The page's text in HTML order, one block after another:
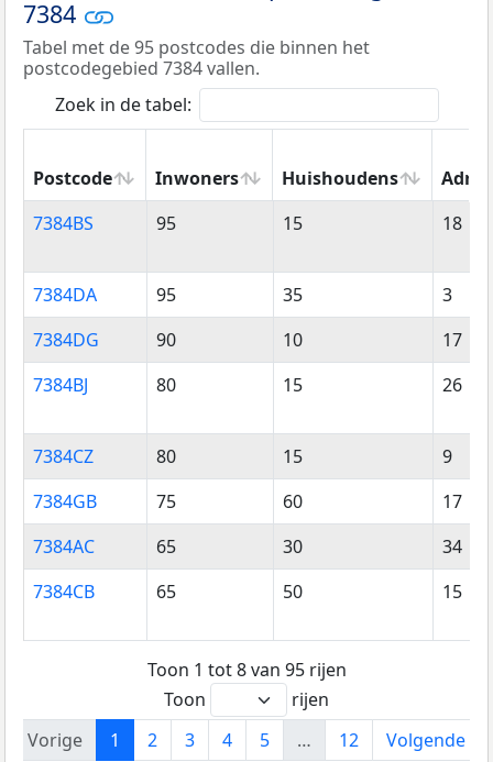
7384
Tabel met de 95 postcodes die binnen het
postcodegebied 7384 vallen.
Zoek in de tabel:
Postcode Inwoners Huishoudens
Postcode
Inwoners Huishoudens
7384BS 95 15 18
7384DA 95 35
3
7384DG
90 10
17
7384BJ
80 15 26
7384CZ 80 15
9
7384GB
75 60
17
7384AC
65 30
34
7384CB
65 50 15
Toon 1 tot 8 van 95 rijen
Toon
rijen
Vorige
1 2 3 4 5 … 12 Volgende